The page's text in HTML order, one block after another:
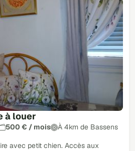
à louer
500 € / mois À 4km de Bassens
avec petit chien. Accès aux